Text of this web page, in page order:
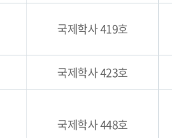
국제학사 419호
국제학사 423호
국제학사 448호